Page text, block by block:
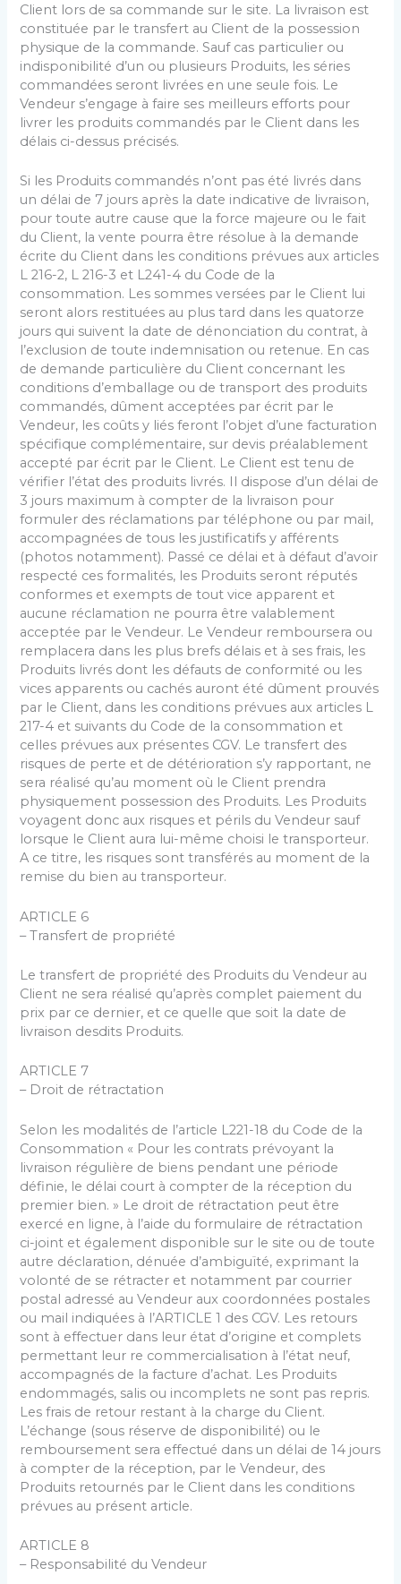
Client lors de sa commande sur le site. La livraison est
constituée par le transfert au Client de la possession
physique de la commande. Sauf cas particulier ou
indisponibilité d’un ou plusieurs Produits, les séries
commandées seront livrées en une seule fois. Le
Vendeur s’engage à faire ses meilleurs efforts pour
livrer les produits commandés par le Client dans les
délais ci-dessus précisés.
Si les Produits commandés n’ont pas été livrés dans
un délai de 7 jours après la date indicative de livraison,
pour toute autre cause que la force majeure ou le fait
du Client, la vente pourra être résolue à la demande
écrite du Client dans les conditions prévues aux articles
L 216-2, L 216-3 et L241-4 du Code de la
consommation. Les sommes versées par le Client lui
seront alors restituées au plus tard dans les quatorze
jours qui suivent la date de dénonciation du contrat, à
l’exclusion de toute indemnisation ou retenue. En cas
de demande particulière du Client concernant les
conditions d’emballage ou de transport des produits
commandés, dûment acceptées par écrit par le
Vendeur, les coûts y liés feront l’objet d’une facturation
spécifique complémentaire, sur devis préalablement
accepté par écrit par le Client. Le Client est tenu de
vérifier l’état des produits livrés. Il dispose d’un délai de
3 jours maximum à compter de la livraison pour
formuler des réclamations par téléphone ou par mail,
accompagnées de tous les justificatifs y afférents
(photos notamment). Passé ce délai et à défaut d’avoir
respecté ces formalités, les Produits seront réputés
conformes et exempts de tout vice apparent et
aucune réclamation ne pourra être valablement
acceptée par le Vendeur. Le Vendeur remboursera ou
remplacera dans les plus brefs délais et à ses frais, les
Produits livrés dont les défauts de conformité ou les
vices apparents ou cachés auront été dûment prouvés
par le Client, dans les conditions prévues aux articles L
217-4 et suivants du Code de la consommation et
celles prévues aux présentes CGV. Le transfert des
risques de perte et de détérioration s’y rapportant, ne
sera réalisé qu’au moment où le Client prendra
physiquement possession des Produits. Les Produits
voyagent donc aux risques et périls du Vendeur sauf
lorsque le Client aura lui-même choisi le transporteur.
A ce titre, les risques sont transférés au moment de la
remise du bien au transporteur.
ARTICLE 6
– Transfert de propriété
Le transfert de propriété des Produits du Vendeur au
Client ne sera réalisé qu’après complet paiement du
prix par ce dernier, et ce quelle que soit la date de
livraison desdits Produits.
ARTICLE 7
– Droit de rétractation
Selon les modalités de l’article L221-18 du Code de la
Consommation « Pour les contrats prévoyant la
livraison régulière de biens pendant une période
définie, le délai court à compter de la réception du
premier bien. » Le droit de rétractation peut être
exercé en ligne, à l’aide du formulaire de rétractation
ci-joint et également disponible sur le site ou de toute
autre déclaration, dénuée d’ambiguïté, exprimant la
volonté de se rétracter et notamment par courrier
postal adressé au Vendeur aux coordonnées postales
ou mail indiquées à l’ARTICLE 1 des CGV. Les retours
sont à effectuer dans leur état d’origine et complets
permettant leur re commercialisation à l’état neuf,
accompagnés de la facture d’achat. Les Produits
endommagés, salis ou incomplets ne sont pas repris.
Les frais de retour restant à la charge du Client.
L’échange (sous réserve de disponibilité) ou le
remboursement sera effectué dans un délai de 14 jours
à compter de la réception, par le Vendeur, des
Produits retournés par le Client dans les conditions
prévues au présent article.
ARTICLE 8
– Responsabilité du Vendeur